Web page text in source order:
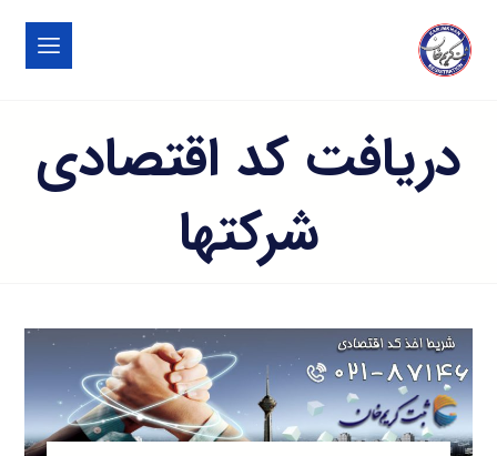
دریافت کد اقتصادی
شرکتها